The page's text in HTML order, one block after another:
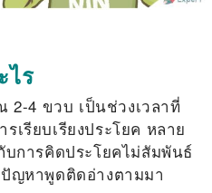
ไร
2-4 ขวบ เป็นช่วงเวลาที่
เรียบเรียงประโยค หลาย
บการคิดประโยคไม่สัมพันธ์
ญหาพูดติดอ่างตามมา